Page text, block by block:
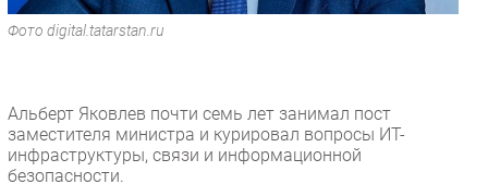
Безопасность
Гаджеты
Здоровье
Фото digital.tatarstan.ru
Альберт Яковлев почти семь лет занимал пост
заместителя министра и курировал вопросы ИТ-
инфраструктуры, связи и информационной
безопасности.